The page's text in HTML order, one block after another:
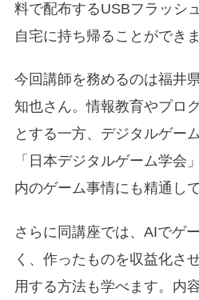
料で配布するUSBフラッシ
自宅に持ち帰ることができま
今回講師を務めるのは福井
知也さん。情報教育やプロ
とする一方、デジタルゲー
「日本デジタルゲーム学会
内のゲーム事情にも精通し
さらに同講座では、AIでゲ
く、作ったものを収益化さ
用する方法も学べます。内